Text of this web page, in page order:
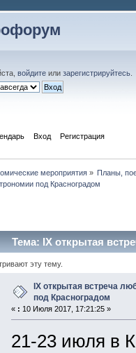
войдите или зарегистрируйтесь
Вход Регистрация
мероприятия» Планы,
под Красноградом
Тема: IX открытая
эту тему.
IX открытая встреча
под Красноградом
« : 10 Июля 2017, 17:21:25 »
21-23 июля в